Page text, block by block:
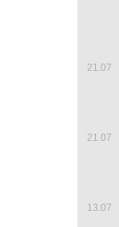
21.07
21.07
13.07